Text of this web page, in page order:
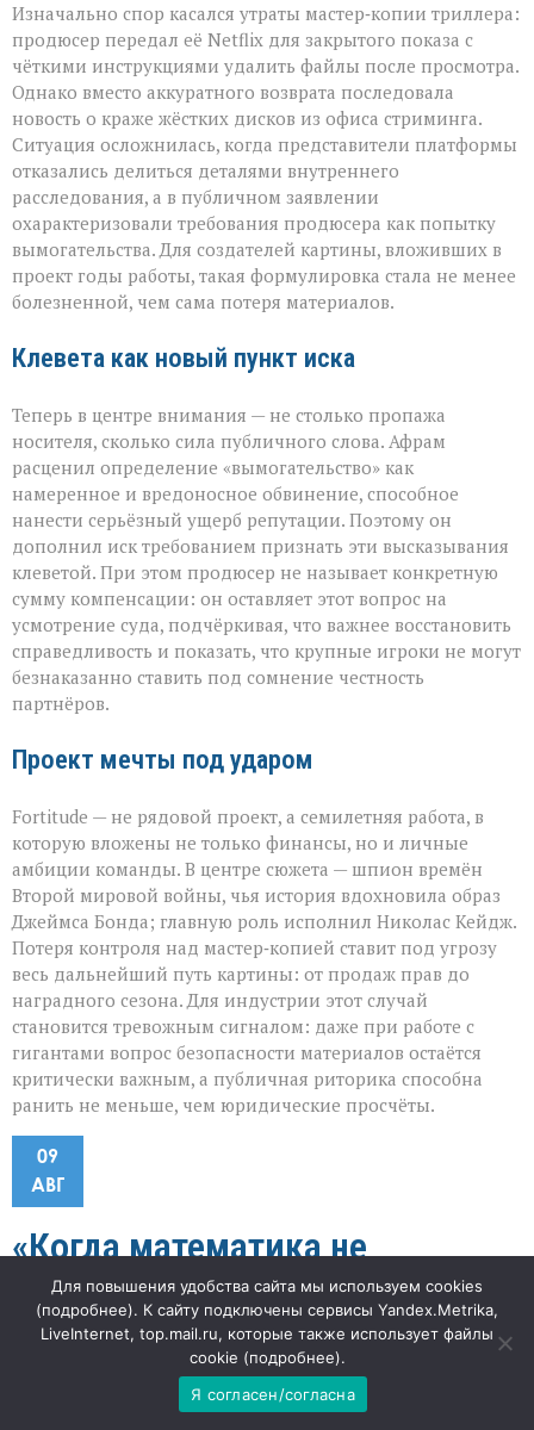
Изначально спор касался утраты мастер‑копии триллера:
продюсер передал её Netflix для закрытого показа с
чёткими инструкциями удалить файлы после просмотра.
Однако вместо аккуратного возврата последовала
новость о краже жёстких дисков из офиса стриминга.
Ситуация осложнилась, когда представители платформы
отказались делиться деталями внутреннего
расследования, а в публичном заявлении
охарактеризовали требования продюсера как попытку
вымогательства. Для создателей картины, вложивших в
проект годы работы, такая формулировка стала не менее
болезненной, чем сама потеря материалов.
Клевета как новый пункт иска
Теперь в центре внимания — не столько пропажа
носителя, сколько сила публичного слова. Афрам
расценил определение «вымогательство» как
намеренное и вредоносное обвинение, способное
нанести серьёзный ущерб репутации. Поэтому он
дополнил иск требованием признать эти высказывания
клеветой. При этом продюсер не называет конкретную
сумму компенсации: он оставляет этот вопрос на
усмотрение суда, подчёркивая, что важнее восстановить
справедливость и показать, что крупные игроки не могут
безнаказанно ставить под сомнение честность
партнёров.
Проект мечты под ударом
Fortitude — не рядовой проект, а семилетняя работа, в
которую вложены не только финансы, но и личные
амбиции команды. В центре сюжета — шпион времён
Второй мировой войны, чья история вдохновила образ
Джеймса Бонда; главную роль исполнил Николас Кейдж.
Потеря контроля над мастер‑копией ставит под угрозу
весь дальнейший путь картины: от продаж прав до
наградного сезона. Для индустрии этот случай
становится тревожным сигналом: даже при работе с
гигантами вопрос безопасности материалов остаётся
критически важным, а публичная риторика способна
ранить не меньше, чем юридические просчёты.
09
АВГ
«Когда математика не
сходится: как система ловит
нарушения в молоке»
56 Комментариикотключены
Для повышения удобства сайта мы используем cookies
(подробнее). К сайту подключены сервисы Yandex.Metrika,
LiveInternet, top.mail.ru, которые также использует файлы
cookie (подробнее).
Я согласен/согласна